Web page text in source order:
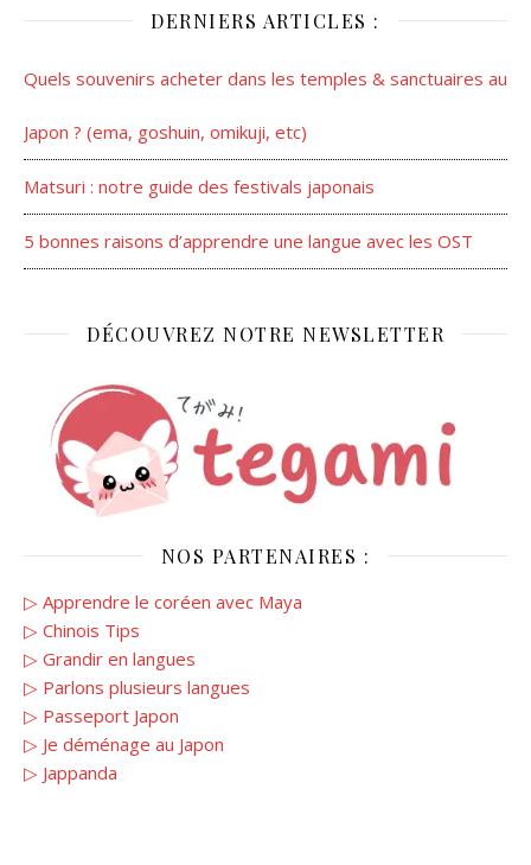
DERNIERS ARTICLES :
Quels souvenirs acheter dans les temples & sanctuaires au
Japon ? (ema, goshuin, omikuji, etc)
Matsuri : notre guide des festivals japonais
5 bonnes raisons d’apprendre une langue avec les OST
DÉCOUVREZ NOTRE NEWSLETTER
NOS PARTENAIRES :
▷ Apprendre le coréen avec Maya
▷ Chinois Tips
▷ Grandir en langues
▷ Parlons plusieurs langues
▷ Passeport Japon
▷ Je déménage au Japon
▷ Jappanda